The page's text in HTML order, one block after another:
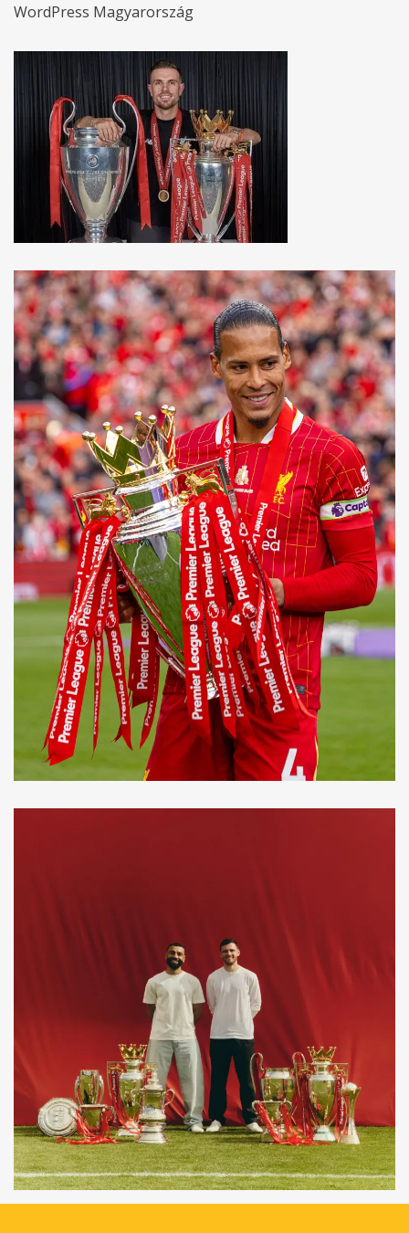
WordPress Magyarország